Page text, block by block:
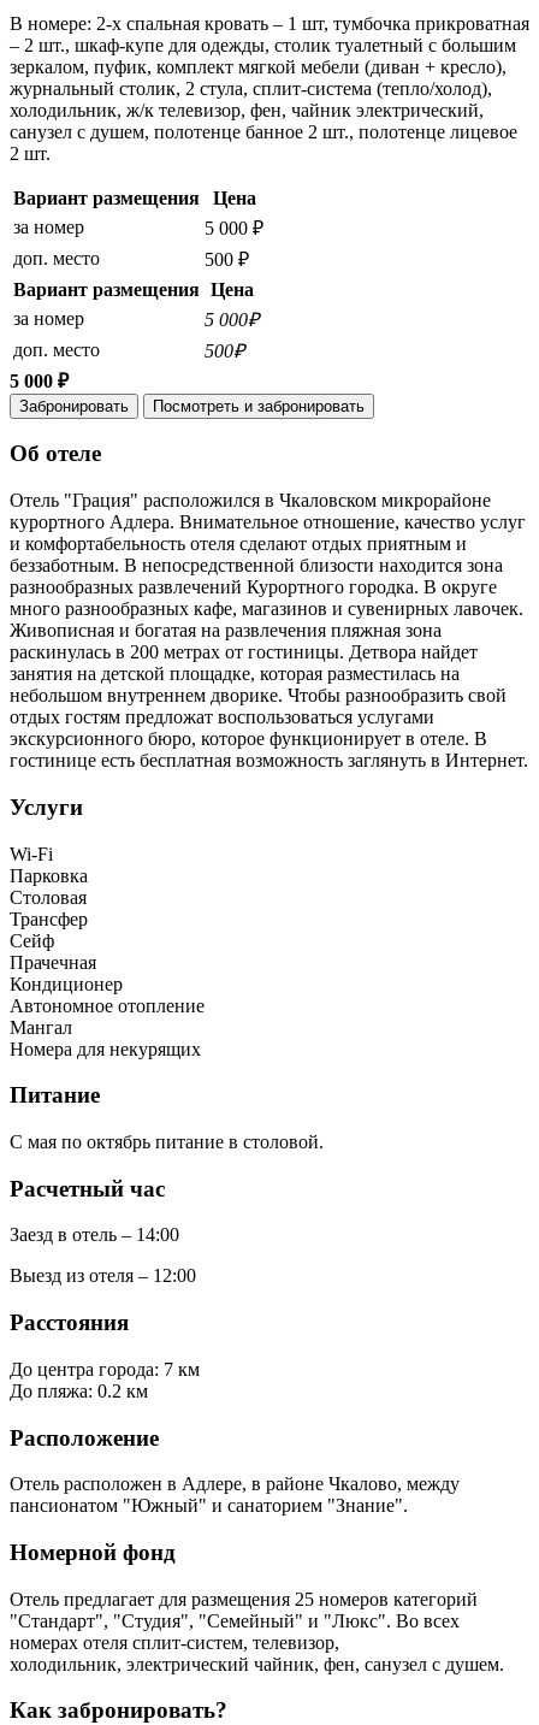
В номере: 2-х спальная кровать – 1 шт, тумбочка прикроватная
– 2 шт., шкаф-купе для одежды, столик туалетный с большим
зеркалом, пуфик, комплект мягкой мебели (диван + кресло),
журнальный столик, 2 стула, сплит-система (тепло/холод),
холодильник, ж/к телевизор, фен, чайник электрический,
санузел с душем, полотенце банное 2 шт., полотенце лицевое
2 шт.
Вариант размещения
Цена
за номер
5 000 ₽
доп. место
500 ₽
Вариант размещения Цена
за номер
5 000₽
доп. место
500₽
5 000 ₽
Забронировать Посмотреть и забронировать
Об отеле
Отель "Грация" расположился в Чкаловском микрорайоне
курортного Адлера. Внимательное отношение, качество услуг
и комфортабельность отеля сделают отдых приятным и
беззаботным. В непосредственной близости находится зона
разнообразных развлечений Курортного городка. В округе
много разнообразных кафе, магазинов и сувенирных лавочек.
Живописная и богатая на развлечения пляжная зона
раскинулась в 200 метрах от гостиницы. Детвора найдет
занятия на детской площадке, которая разместилась на
небольшом внутреннем дворике. Чтобы разнообразить свой
отдых гостям предложат воспользоваться услугами
экскурсионного бюро, которое функционирует в отеле. В
гостинице есть бесплатная возможность заглянуть в Интернет.
Услуги
Wi-Fi
Парковка
Столовая
Трансфер
Сейф
Прачечная
Кондиционер
Автономное отопление
Мангал
Номера для некурящих
Питание
С мая по октябрь питание в столовой.
Расчетный час
Заезд в отель – 14:00
Выезд из отеля – 12:00
Расстояния
До центра города: 7 км
До пляжа: 0.2 км
Расположение
Отель расположен в Адлере, в районе Чкалово, между
пансионатом "Южный" и санаторием "Знание".
Номерной фонд
Отель предлагает для размещения 25 номеров категорий
"Стандарт", "Студия", "Семейный" и "Люкс". Во всех
номерах отеля сплит-систем, телевизор,
холодильник, электрический чайник, фен, санузел с душем.
Как забронировать?